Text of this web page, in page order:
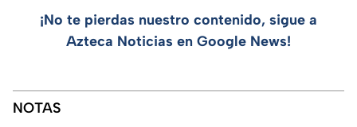
¡No te pierdas nuestro contenido, sigue a
Azteca Noticias en Google News!
NOTAS